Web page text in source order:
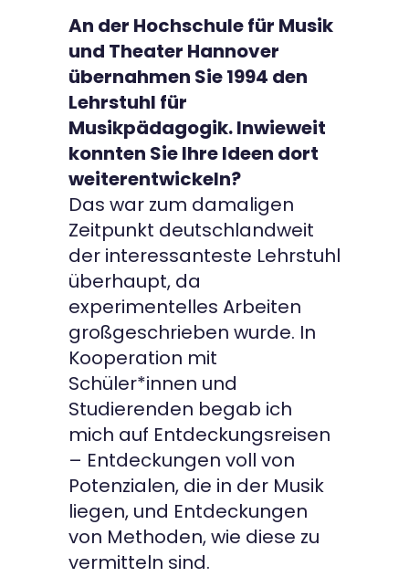
An der Hochschule für Musik
und Theater Hannover
übernahmen Sie 1994 den
Lehrstuhl für
Musikpädagogik. Inwieweit
konnten Sie Ihre Ideen dort
weiterentwickeln?
Das war zum damaligen
Zeitpunkt deutschlandweit
der interessanteste Lehrstuhl
überhaupt, da
experimentelles Arbeiten
großgeschrieben wurde. In
Kooperation mit
Schüler*innen und
Studierenden begab ich
mich auf Entdeckungsreisen
– Entdeckungen voll von
Potenzialen, die in der Musik
liegen, und Entdeckungen
von Methoden, wie diese zu
vermitteln sind.